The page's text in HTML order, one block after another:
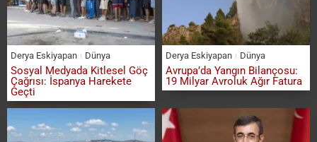
Derya Eskiyapan Dünya
Sosyal Medyada Kitlesel Göç
Çağrısı: İspanya Harekete
Geçti
Derya Eskiyapan Dünya
Avrupa’da Yangın Bilançosu:
19 Milyar Avroluk Ağır Fatura